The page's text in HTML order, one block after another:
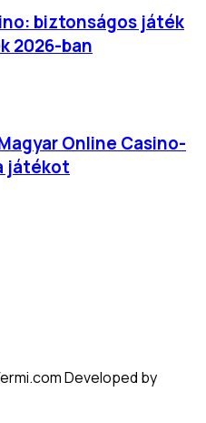
biztonságos játék
2026-ban
Online Casino-
játékot
Developed by